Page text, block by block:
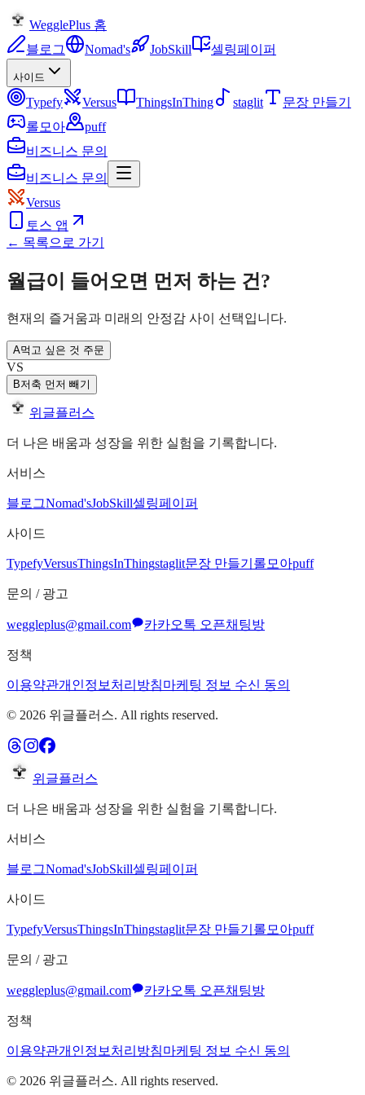
WegglePlus 홈
블로그
Nomad's JobSkill 셀링페이퍼
사이드
Typefy Versus ThingsInThing staglit
문장 만들기
롤모아
puff
비즈니스 문의
비즈니스 문의
Versus
토스 앱
← 목록으로 가기
월급이 들어오면 먼저 하는 건?
현재의 즐거움과 미래의 안정감 사이 선택입니다.
A먹고 싶은 것 주문
VS
B저축 먼저 빼기
위글플러스
더 나은 배움과 성장을 위한 실험을 기록합니다.
서비스
블로그Nomad'sJobSkill셀링페이퍼
사이드
TypefyVersusThingsInThingstaglit문장 만들기 롤모아puff
문의 / 광고
weggleplus@gmail.com 카카오톡 오픈채팅방
정책
이용약관개인정보처리방침마케팅 정보 수신 동의
© 2026 위글플러스. All rights reserved.
위글플러스
더 나은 배움과 성장을 위한 실험을 기록합니다.
서비스
블로그Nomad'sJobSkill셀링페이퍼
사이드
TypefyVersusThingsInThingstaglit문장 만들기 롤모아puff
문의 / 광고
weggleplus@gmail.com 카카오톡 오픈채팅방
정책
이용약관개인정보처리방침마케팅 정보 수신 동의
© 2026 위글플러스. All rights reserved.